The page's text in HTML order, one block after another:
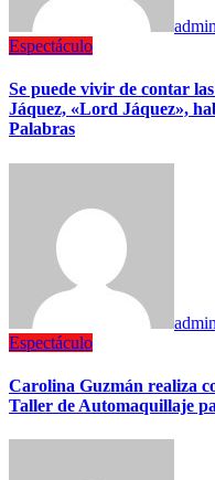
admin
Espectáculo
Se puede vivir de contar
Jáquez, «Lord Jáquez»,
Palabras
admin
Espectáculo
Carolina Guzmán realiza
Taller de Automaquillaje